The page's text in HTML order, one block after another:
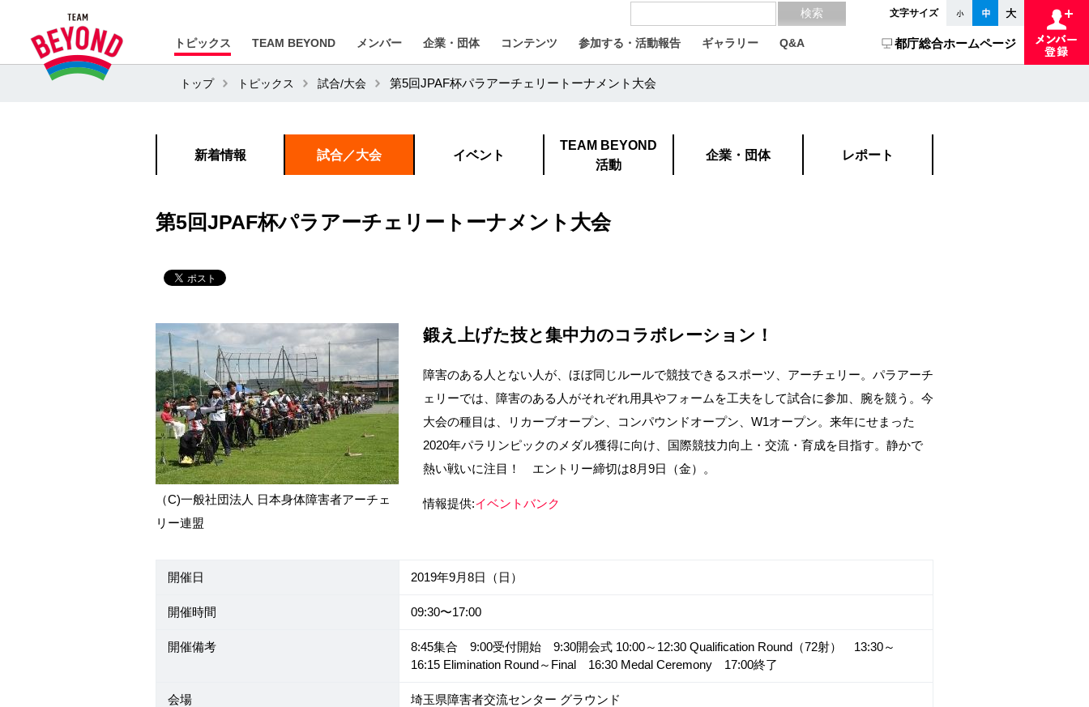
文字サイズ
トピックス TEAM BEYOND メンバー 企業・団体 コンテンツ 参加する・活動報告 ギャラリー Q&A 都庁総合ホームページ
トップ トピックス 試合/大会 第5回JPAF杯パラアーチェリートーナメント大会
新着情報 試合／大会 イベント
TEAM BEYOND
活動
企業・団体 レポート
第5回JPAF杯パラアーチェリートーナメント大会
（C)一般社団法人 日本身体障害者アーチェ
リー連盟
鍛え上げた技と集中力のコラボレーション！
障害のある人とない人が、ほぼ同じルールで競技できるスポーツ、アーチェリー。パラアーチ
ェリーでは、障害のある人がそれぞれ用具やフォームを工夫をして試合に参加、腕を競う。今
大会の種目は、リカーブオープン、コンパウンドオープン、W1オープン。来年にせまった
2020年パラリンピックのメダル獲得に向け、国際競技力向上・交流・育成を目指す。静かで
熱い戦いに注目！ エントリー締切は8月9日（金）。
情報提供:イベントバンク
開催日 2019年9月8日（日）
開催時間 09:30〜17:00
開催備考
8:45集合 9:00受付開始 9:30開会式 10:00～12:30 Qualification Round（72射） 13:30～
16:15 Elimination Round～Final 16:30 Medal Ceremony 17:00終了
会場 埼玉県障害者交流センター グラウンド